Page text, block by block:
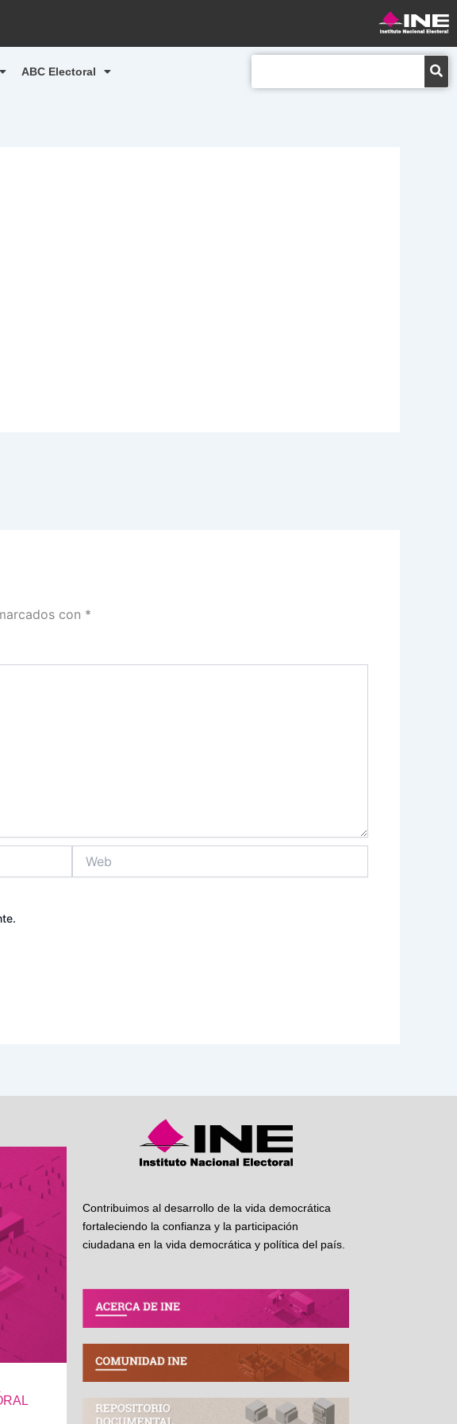
ABC Electoral
con *
Contribuimos al desarrollo de la vida democrática
fortaleciendo la confianza y la participación
ciudadana en la vida democrática y política del país.